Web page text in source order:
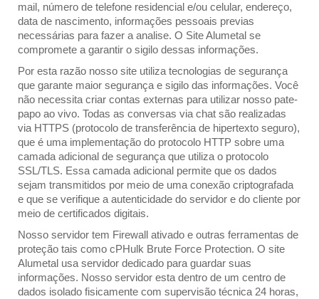
mail, número de telefone residencial e/ou celular, endereço,
data de nascimento, informações pessoais previas
necessárias para fazer a analise. O Site Alumetal se
compromete a garantir o sigilo dessas informações.
Por esta razão nosso site utiliza tecnologias de segurança
que garante maior segurança e sigilo das informações. Você
não necessita criar contas externas para utilizar nosso pate-
papo ao vivo. Todas as conversas via chat são realizadas
via HTTPS (protocolo de transferência de hipertexto seguro),
que é uma implementação do protocolo HTTP sobre uma
camada adicional de segurança que utiliza o protocolo
SSL/TLS. Essa camada adicional permite que os dados
sejam transmitidos por meio de uma conexão criptografada
e que se verifique a autenticidade do servidor e do cliente por
meio de certificados digitais.
Nosso servidor tem Firewall ativado e outras ferramentas de
proteção tais como cPHulk Brute Force Protection. O site
Alumetal usa servidor dedicado para guardar suas
informações. Nosso servidor esta dentro de um centro de
dados isolado fisicamente com supervisão técnica 24 horas,